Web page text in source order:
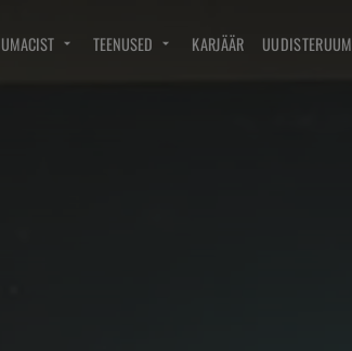
TEENUSED KARJÄÄR UUDISTERUUM